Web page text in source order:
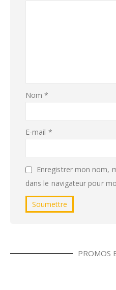
Nom*
E-mail *
Enregistrer mon nom,
dans le navigateur pour
PROMOS